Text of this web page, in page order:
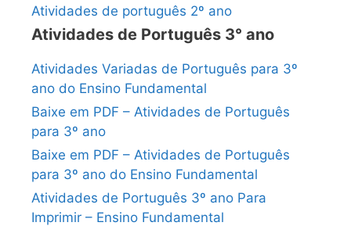
Atividades de português 2º ano
Atividades de Português 3° ano
Atividades Variadas de Português para 3º
ano do Ensino Fundamental
Baixe em PDF – Atividades de Português
para 3º ano
Baixe em PDF – Atividades de Português
para 3º ano do Ensino Fundamental
Atividades de Português 3º ano Para
Imprimir – Ensino Fundamental